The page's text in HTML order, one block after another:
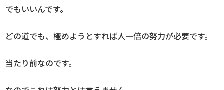
でもいいんです。
どの道でも、極めようとすれば人一倍の努力が必要です。
当たり前なのです。